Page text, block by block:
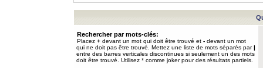
Rechercher par mots-clés:
Placez + devant un mot qui doit être trouvé et - devant un mot
qui ne doit pas être trouvé. Mettez une liste de mots séparés par|
entre des barres verticales discontinues si seulement un des mots
doit être trouvé. Utilisez * comme joker pour des résultats partiels.